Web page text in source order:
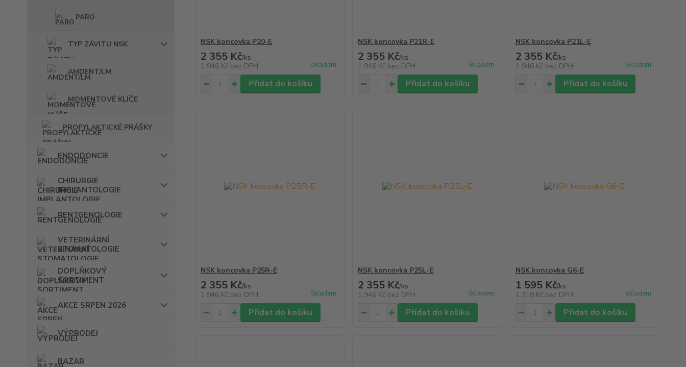
PARO
TYP ZÁVITU NSK
AMDENT/LM
MOMENTOVÉ KLÍČE
PROFYLAKTICKÉ PRÁŠKY
ENDODONCIE
CHIRURGIE
IMPLANTOLOGIE
RENTGENOLOGIE
VETERINÁRNÍ
STOMATOLOGIE
DOPLŇKOVÝ
SORTIMENT
AKCE SRPEN 2026
VÝPRODEJ
BAZAR
NSK koncovka P20-E
2 355 Kč/ks
1 946 Kč bez DPH skladem
Přidat do košíku
NSK koncovka P21R-E
2 355 Kč/ks
1 946 Kč bez DPH Skladem
Přidat do košíku
NSK koncovka P21L-E
2 355 Kč/ks
1 946 Kč bez DPH Skladem
Přidat do košíku
NSK koncovka P25R-E
2 355 Kč/ks
1 946 Kč bez DPH Skladem
Přidat do košíku
NSK koncovka P25L-E
2 355 Kč/ks
1 946 Kč bez DPH Skladem
Přidat do košíku
NSK koncovka G6-E
1 595 Kč/ks
1 318 Kč bez DPH skladem
Přidat do košíku